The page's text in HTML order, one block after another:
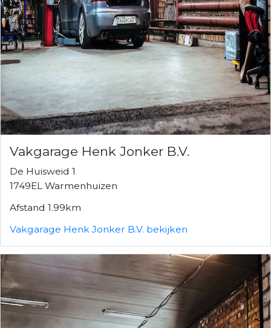
Vakgarage Henk Jonker B.V.
De Huisweid 1
1749EL Warmenhuizen
Afstand 1.99km
Vakgarage Henk Jonker B.V. bekijken